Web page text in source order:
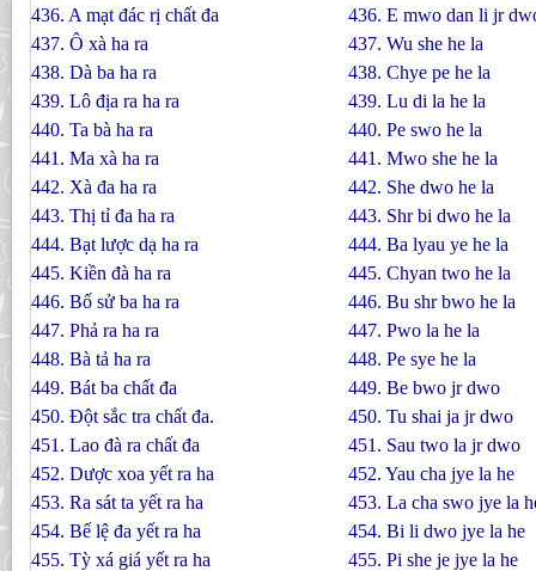
436. A mạt đác rị chất đa
436. E mwo dan li jr
437. Ô xà ha ra
437. Wu she he la
438. Dà ba ha ra
438. Chye pe he la
439. Lô địa ra ha ra
439. Lu di la he la
440. Ta bà ha ra
440. Pe swo he la
441. Ma xà ha ra
441. Mwo she he la
442. Xà đa ha ra
442. She dwo he la
443. Thị tỉ đa ha ra
443. Shr bi dwo he la
444. Bạt lược dạ ha ra
444. Ba lyau ye he la
445. Kiền đà ha ra
445. Chyan two he la
446. Bố sử ba ha ra
446. Bu shr bwo he la
447. Phả ra ha ra
447. Pwo la he la
448. Bà tả ha ra
448. Pe sye he la
449. Bát ba chất đa
449. Be bwo jr dwo
450. Ðột sắc tra chất đa.
450. Tu shai ja jr dwo
451. Lao đà ra chất đa
451. Sau two la jr dwo
452. Dược xoa yết ra ha
452. Yau cha jye la he
453. Ra sát ta yết ra ha
453. La cha swo jye la
454. Bế lệ đa yết ra ha
454. Bi li dwo jye la he
455. Tỳ xá giá yết ra ha
455. Pi she je jye la he